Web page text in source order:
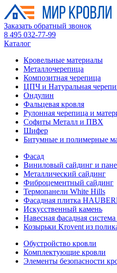
Заказать обратный звонок
8 495 032-77-99
Каталог
Кровельные материалы
Металлочерепица
Композитная черепица
ЦПЧ и Натуральная
Ондулин
Фальцевая кровля
Рулонная черепица и
Софиты Металл и ПВХ
Шифер
Битумные и полимерные
Фасад
Виниловый сайдинг и
Металлический сайдинг
Фиброцементный сайдинг
Термопанели White Hills
Фасадная плитка
Искусственный камень
Навесная фасадная
Козырьки Krovent из
Обустройство кровли
Комплектующие кровли
Элементы безопасности